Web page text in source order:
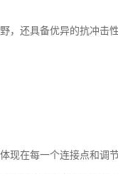
，还具备优异的抗冲击性
现在每一个连接点和调节